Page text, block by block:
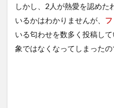
しかし、2人が熱愛を認めた
いるかはわかりませんが、
いる匂わせを数多く投稿し
象ではなくなってしまったの